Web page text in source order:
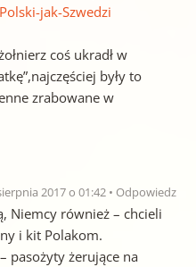
jak-Szwedzi
coś ukradł w
były to
zrabowane w
2017 o 01:42 Odpowiedz
Niemcy również – chcieli
i kit Polakom.
pasożyty żerujące na